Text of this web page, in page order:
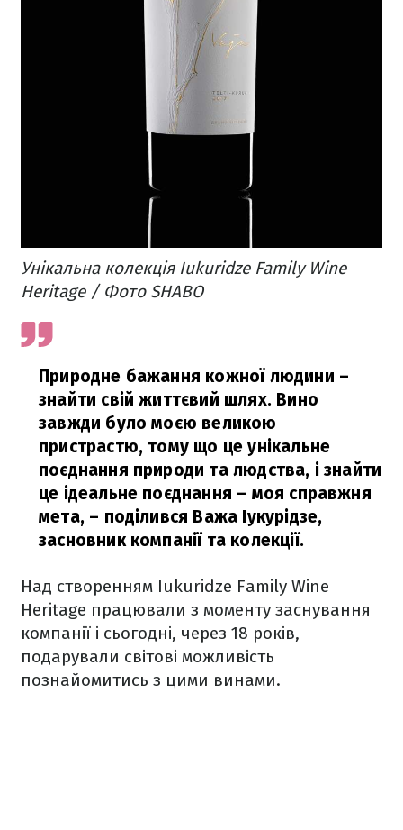
Унікальна колекція Iukuridze Family Wine
Heritage / Фото SHABO
Природне бажання кожної людини –
знайти свій життєвий шлях. Вино
завжди було моєю великою
пристрастю, тому що це унікальне
поєднання природи та людства, і знайти
це ідеальне поєднання – моя справжня
мета, – поділився Важа Іукурідзе,
засновник компанії та колекції.
Над створенням Iukuridze Family Wine
Heritage працювали з моменту заснування
компанії і сьогодні, через 18 років,
подарували світові можливість
познайомитись з цими винами.